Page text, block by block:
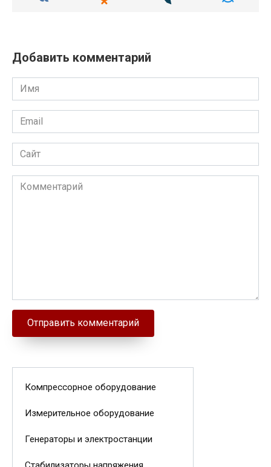
Добавить комментарий
Имя
Email
Сайт
Комментарий
Компрессорное оборудование
Измерительное оборудование
Генераторы и электростанции